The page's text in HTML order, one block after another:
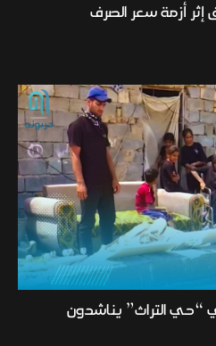
إثر أزمة سعر الصرف
“حي التراث” يناشدون